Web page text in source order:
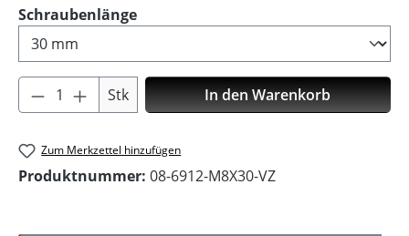
Schraubenlängeauswählen
Produkt Anzahl: Gib den gewünschten
Stk In den Warenkorb
Zum Merkzettel hinzufügen
Produktnummer: 08-6912-M8X30-VZ